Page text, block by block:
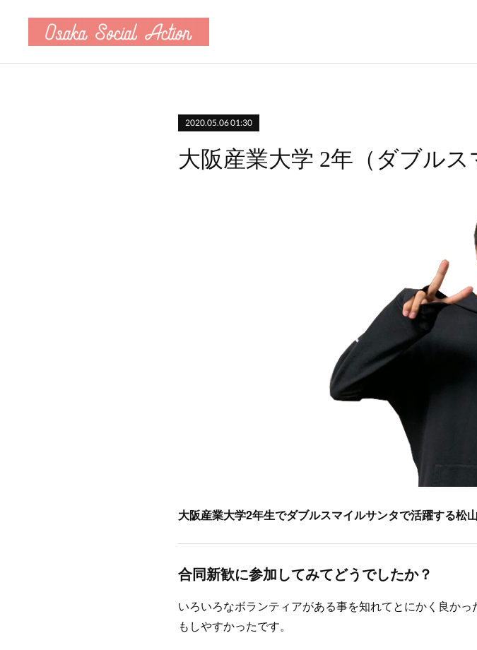
2020.05.06 01:30
大阪産業大学 2年（ダブルス
大阪産業大学2年生でダブルスマイルサンタで活躍する松
合同新歓に参加してみてどうでしたか？
いろいろなボランティアがある事を知れてとにかく良か
もしやすかったです。